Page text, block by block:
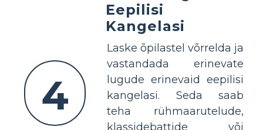
4
Eepilisi
Kangelasi
Laske õpilastel võrrelda ja
vastandada erinevate
lugude erinevaid eepilisi
kangelasi. Seda saab
teha rühmaarutelude,
klassidebattide või